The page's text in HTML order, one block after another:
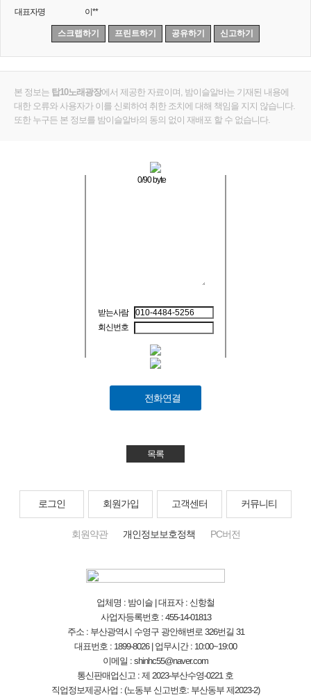
대표자명
이**
스크랩하기 프린트하기 공유하기 신고하기
본 정보는 탑10노래광장에서 제공한 자료이며, 밤이슬알바는 기재된 내용에
대한 오류와 사용자가 이를 신뢰하여 취한 조치에 대해 책임을 지지 않습니다.
또한 누구든 본 정보를 밤이슬알바의 동의 없이 재배포 할 수 없습니다.
0/90 byte
받는사람
회신번호
전화연결
목록
로그인 회원가입 고객센터 커뮤니티
회원약관 개인정보보호정책 PC버전
업체명 : 밤이슬 | 대표자 : 신항철
사업자등록번호 : 455-14-01813
주소 : 부산광역시 수영구 광안해변로 326번길 31
대표번호 : 1899-8026 | 업무시간 : 10:00~19:00
이메일 : shinhc55@naver.com
통신판매업신고 : 제 2023-부산수영-0221 호
직업정보제공사업 : (노동부 신고번호: 부산동부 제2023-2)